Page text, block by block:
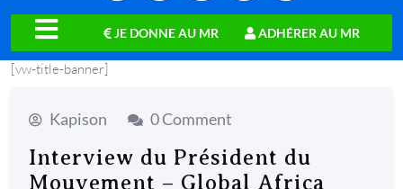
close
JE DONNE AU MR ADHÉRER AU MR
[vw-title-banner]
Kapison 0 Comment
Interview du Président du
Mouvement – Global Africa